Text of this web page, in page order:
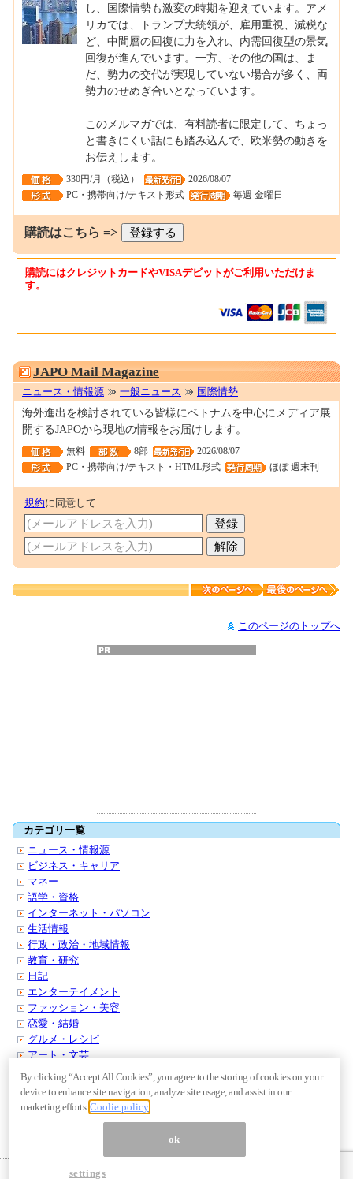
し、国際情勢も激変の時期を迎えています。アメ
リカでは、トランプ大統領が、雇用重視、減税な
ど、中間層の回復に力を入れ、内需回復型の景気
回復が進んでいます。一方、その他の国は、ま
だ、勢力の交代が実現していない場合が多く、両
勢力のせめぎ合いとなっています。
このメルマガでは、有料読者に限定して、ちょっ
と書きにくい話にも踏み込んで、欧米勢の動きを
お伝えします。
330円/月（税込）
2026/08/07
PC・携帯向け/テキスト形式
毎週 金曜日
購読はこちら =>
購読にはクレジットカードやVISAデビットがご利用いただけま
す。
JAPO Mail Magazine
ニュース・情報源 一般ニュース 国際情勢
海外進出を検討されている皆様にベトナムを中心にメディア展
開するJAPOから現地の情報をお届けします。
無料 8部
2026/08/07
PC・携帯向け/テキスト・HTML形式
ほぼ 週末刊
規約に同意して
このページのトップへ
カテゴリ一覧
ニュース・情報源
ビジネス・キャリア
マネー
語学・資格
インターネット・パソコン
生活情報
行政・政治・地域情報
教育・研究
日記
エンターテイメント
ファッション・美容
恋愛・結婚
グルメ・レシピ
アート・文芸
スポーツ・アウトドア
クルマ・バイク
旅行・おでかけ
その他・ノンジャンル
By clicking “Accept All Cookies”, you agree to the storing of cookies on your
device to enhance site navigation, analyze site usage, and assist in our
marketing efforts.Coolie policy
ok
settings